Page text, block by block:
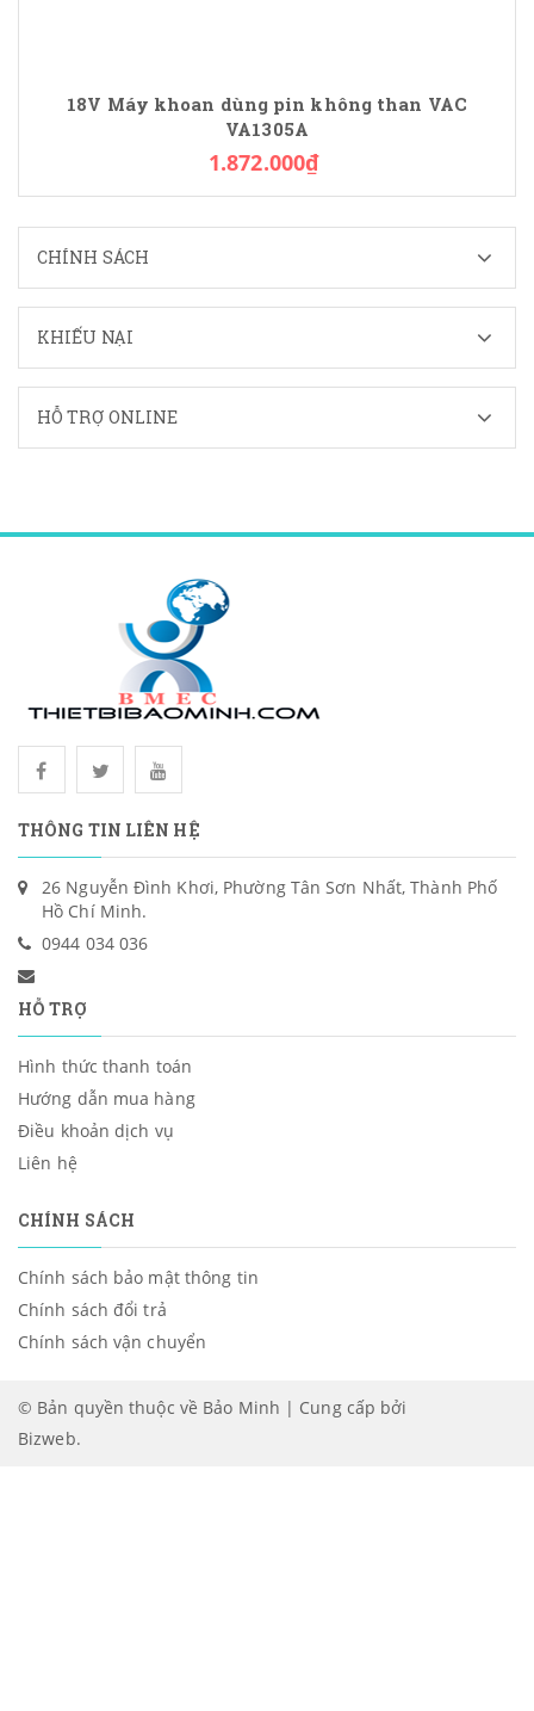
18V Máy khoan dùng pin không than VAC
VA1305A
1.872.000₫
CHÍNH SÁCH
KHIẾU NẠI
HỖ TRỢ ONLINE
THÔNG TIN LIÊN HỆ
26 Nguyễn Đình Khơi, Phường Tân Sơn Nhất, Thành Phố
Hồ Chí Minh.
0944 034 036
HỖ TRỢ
Hình thức thanh toán
Hướng dẫn mua hàng
Điều khoản dịch vụ
Liên hệ
CHÍNH SÁCH
Chính sách bảo mật thông tin
Chính sách đổi trả
Chính sách vận chuyển
© Bản quyền thuộc về Bảo Minh | Cung cấp bởi
Bizweb.